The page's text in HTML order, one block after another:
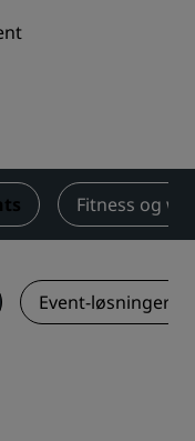
Fitness og
Event-løsninger